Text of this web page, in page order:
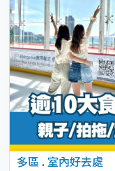
多區 . 室內好去處